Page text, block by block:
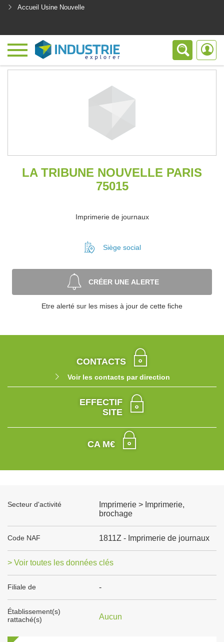
Accueil Usine Nouvelle
LA TRIBUNE NOUVELLE PARIS
75015
Imprimerie de journaux
Siège social
CRÉER UNE ALERTE
Etre alerté sur les mises à jour de cette fiche
CONTACTS
Voir les contacts par direction
EFFECTIF
SITE
CA M€
Secteur d'activité
Imprimerie > Imprimerie,
brochage
Code NAF 1811Z - Imprimerie de journaux
> Voir toutes les données clés
Filiale de -
Établissement(s)
rattaché(s)
Aucun